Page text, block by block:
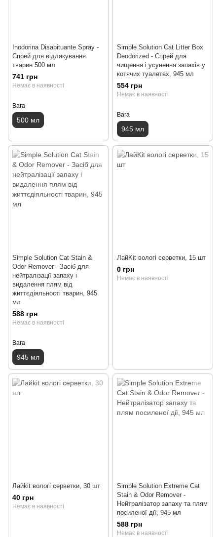
Inodorina Disabituante Spray -
Спрей для відлякування
тварин 500 мл
741 грн
Немає в наявності
Вага
500 мл
Simple Solution Cat Litter Box
Deodorized - Спрей для
чищення і усунення запахів у
котячих туалетах, 945 мл
554 грн
Немає в наявності
Вага
945 мл
Simple Solution Cat Stain &
Odor Remover - Засіб для
нейтралізації запаху і
видалення плям від
життєдіяльності тварин, 945
мл
588 грн
Немає в наявності
Вага
945 мл
ЛайKit вологі серветки, 15 шт
0 грн
Немає в наявності
Лайkit вологі серветки, 30 шт
40 грн
Немає в наявності
Simple Solution Extreme Cat
Stain & Odor Remover -
Нейтралізатор запаху та плям
посиленої дії, 945 мл
588 грн
Немає в наявності